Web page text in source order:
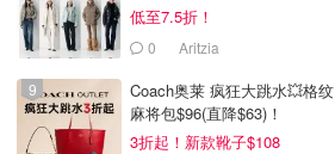
低至7.5折！
0 Aritzia
Coach奥莱 疯狂大跳水💥格纹
麻将包$96(直降$63)！
3折起！新款靴子$108